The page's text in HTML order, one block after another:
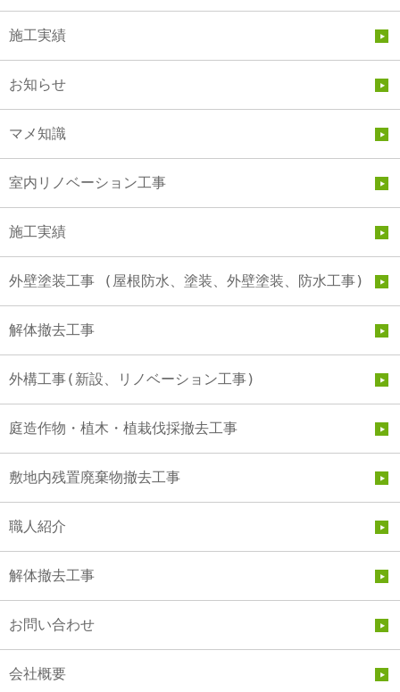
施工実績
お知らせ
マメ知識
室内リノベーション工事
施工実績
外壁塗装工事 (屋根防水、塗装、外壁塗装、防水工事)
解体撤去工事
外構工事(新設、リノベーション工事)
庭造作物・植木・植栽伐採撤去工事
敷地内残置廃棄物撤去工事
職人紹介
解体撤去工事
お問い合わせ
会社概要